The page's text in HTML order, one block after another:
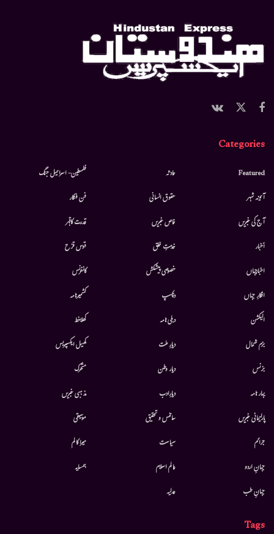
Categories
Featured
آئینہ شہر
آج کی خبریں
أخبار
اخبارجہاں
افکارِ جہاں
الیکشن
بزم شمال
بزنس
بہار نامہ
پارلیمانی خبریں
جرائم
جہانِ اردو
جہانِ طب
حادثہ
حقوق انسانی
خاص خبریں
خدمتِ خلق
خصوصی پیشکش
دلچسپ
دہلی نامہ
دیارِ ملت
دیار وطن
دیارِادب
سائنس و تحقیق
سیاست
عالم اسلام
عدلیہ
فلسطین- اسرائیل جنگ
فن فنکار
قدرت کاقہر
قوس قزح
کانفرنس
کشمیرنامہ
کھلاخط
کھیل ایکسپریس
متحرك
مذہبی خبریں
موسيقى
میرا کالم
ہمسایہ
Tags